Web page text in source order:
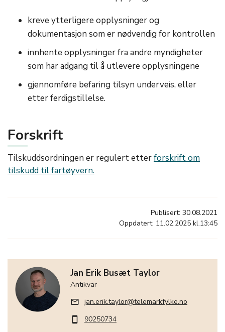
kreve ytterligere opplysninger og
dokumentasjon som er nødvendig for kontrollen
innhente opplysninger fra andre myndigheter
som har adgang til å utlevere opplysningene
gjennomføre befaring tilsyn underveis, eller
etter ferdigstillelse.
Forskrift
Tilskuddsordningen er regulert etterforskrift om
tilskudd til fartøyvern.
Publisert: 30.08.2021
Oppdatert: 11.02.2025 kl.13:45
Jan Erik Busæt Taylor
Antikvar
mail_outline jan.erik.taylor@telemarkfylke.no
smartphone 90250734